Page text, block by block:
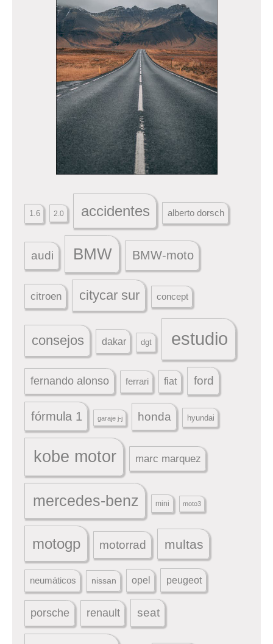
1.6 2.0 accidentes alberto dorsch
audi BMW BMW-moto
citroen citycar sur concept
consejos dakar dgt estudio
fernando alonso ferrari fiat ford
fórmula 1 garaje j-j honda hyundai
kobe motor marc marquez
mercedes-benz mini moto3
motogp motorrad multas
neumáticos nissan opel peugeot
porsche renault seat